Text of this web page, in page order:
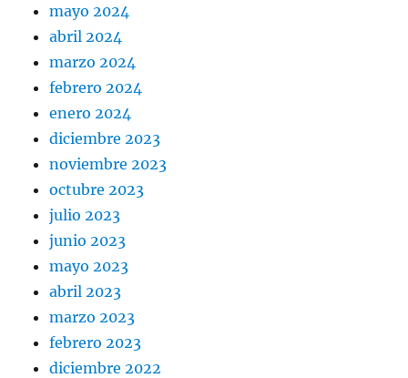
mayo 2024
abril 2024
marzo 2024
febrero 2024
enero 2024
diciembre 2023
noviembre 2023
octubre 2023
julio 2023
junio 2023
mayo 2023
abril 2023
marzo 2023
febrero 2023
diciembre 2022